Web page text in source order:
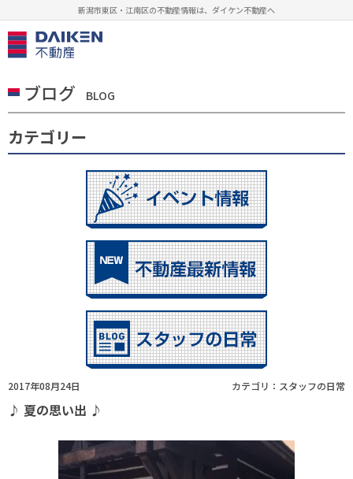
新潟市東区・江南区の不動産情報は、ダイケン不動産へ
ブログ BLOG
カテゴリー
2017年08月24日 カテゴリ： スタッフの日常
♪ 夏の思い出 ♪